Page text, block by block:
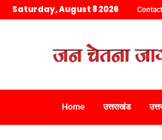
Saturday, August 8 2026
Home उत्तराखंड